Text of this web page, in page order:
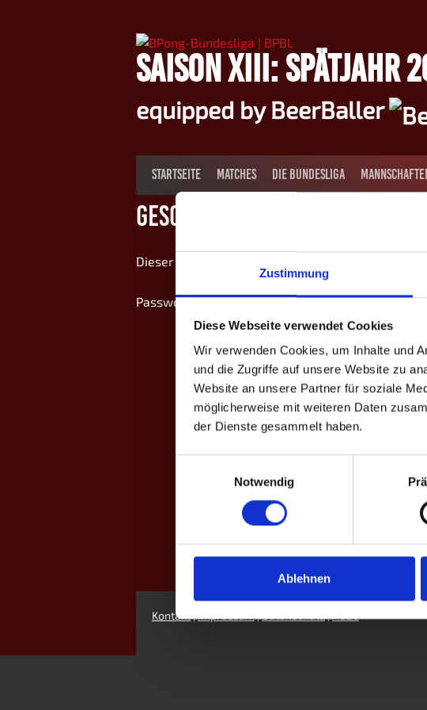
Zustimmung
Diese Webseite verwendet Cookies
Wir verwenden Cookies, um Inhalte und
und die Zugriffe auf unsere Website zu
Website an unsere Partner für soziale
möglicherweise mit weiteren Daten
der Dienste gesammelt haben.
Notwendig
Ablehnen
SAISON XIII: SPÄTJAHR
equipped by BeerBaller
STARTSEITE MATCHES DIE BUNDESLIGA
Geschützt: Saison III:
Dieser Inhalt ist passwortgeschützt. Um ihn
Passwort:
Kontakt|Impressum|Datenschutz|AGBs